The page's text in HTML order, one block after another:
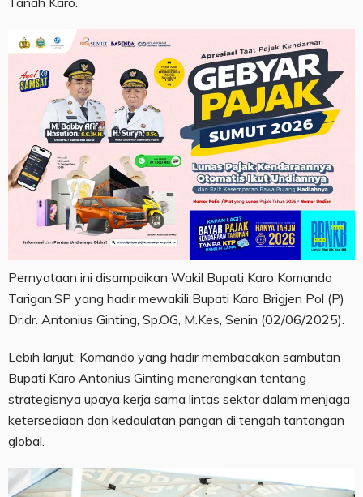
Pernyataan ini disampaikan Wakil Bupati Karo Komando
Tarigan,SP yang hadir mewakili Bupati Karo Brigjen Pol (P)
Dr.dr. Antonius Ginting, Sp.OG, M.Kes, Senin (02/06/2025).
Lebih lanjut, Komando yang hadir membacakan sambutan
Bupati Karo Antonius Ginting menerangkan tentang
strategisnya upaya kerja sama lintas sektor dalam menjaga
ketersediaan dan kedaulatan pangan di tengah tantangan
global.